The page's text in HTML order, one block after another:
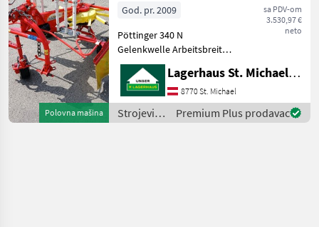
Polovna mašina
sa PDV-om
3.530,97 €
neto
God. pr. 2009
Pöttinger 340 N
Gelenkwelle Arbeitsbreite
3, 4 m Voll funktionsfähig
Tastrad Um Ihnen unnötige
Wartezeiten oder
Wegstrecken zu ersparen,
bitten wir Sie um vorherig
Lagerhaus St. Michael ob Leoben eGen
8770 St. Michael
Strojevi i
oprema
Premium Plus prodavac